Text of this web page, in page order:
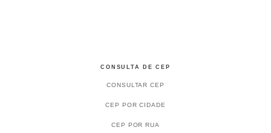
CONSULTA DE CEP
CONSULTAR CEP
CEP POR CIDADE
CEP POR RUA